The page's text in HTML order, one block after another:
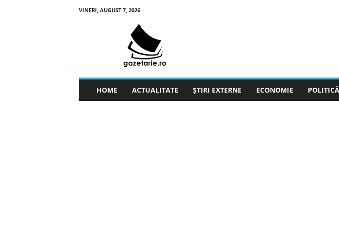
VINERI, AUGUST 7, 2026
HOME ACTUALITATE ȘTIRI EXTERNE ECONOMIE POLITICĂ